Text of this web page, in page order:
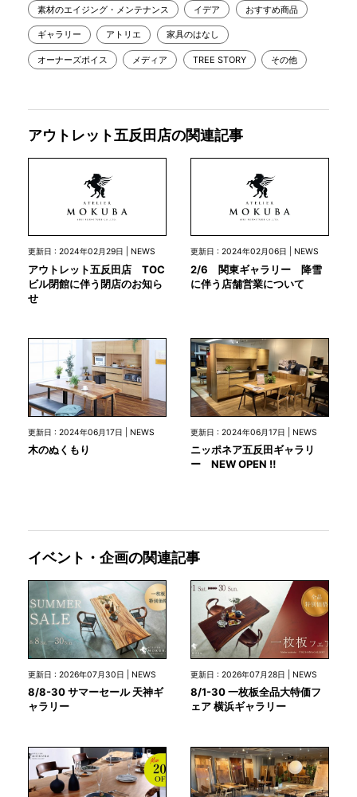
素材のエイジング・メンテナンス イデア おすすめ商品
ギャラリー アトリエ 家具のはなし
オーナーズボイス メディア TREE STORY その他
アウトレット五反田店の関連記事
更新日 : 2024年02月29日 | NEWS
アウトレット五反田店 TOC
ビル閉館に伴う閉店のお知ら
せ
更新日 : 2024年02月06日 | NEWS
2/6 関東ギャラリー 降雪
に伴う店舗営業について
更新日 : 2024年06月17日 | NEWS
木のぬくもり
更新日 : 2024年06月17日 | NEWS
ニッポネア五反田ギャラリ
ー NEW OPEN ‼
イベント・企画の関連記事
更新日 : 2026年07月30日 | NEWS
8/8-30 サマーセール 天神ギ
ャラリー
更新日 : 2026年07月28日 | NEWS
8/1-30 一枚板全品大特価フ
ェア 横浜ギャラリー